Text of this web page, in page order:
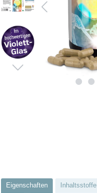
Eigenschaften Inhaltsstoffe